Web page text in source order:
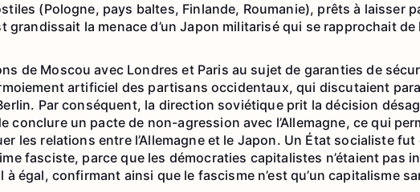
(Pologne, pays baltes, Finlande, Roumanie), prêts à laisser
grandissait la menace d’un Japon militarisé qui se rapprochait de
de Moscou avec Londres et Paris au sujet de garanties de
artificiel des partisans occidentaux, qui discutaient
Par conséquent, la direction soviétique prit la décision
conclure un pacte de non-agression avec l’Allemagne, ce qui
les relations entre l’Allemagne et le Japon. Un État socialiste fut
fasciste, parce que les démocraties capitalistes n’étaient pas
à égal, confirmant ainsi que le fascisme n’est qu’un capitalisme